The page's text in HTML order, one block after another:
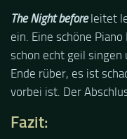
The Night beforeleitet
ein. Eine schöne
schon echt geil
Ende rüber, es ist
vorbei ist. Der
Fazit: